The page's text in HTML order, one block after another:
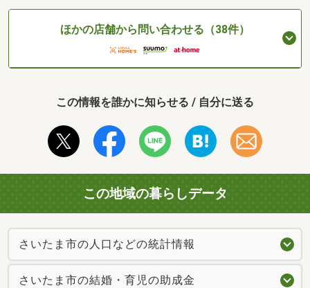
ほかの店舗から問い合わせる（38件）
この情報を誰かに知らせる / 自分に送る
この地域の暮らしデータ
さいたま市の人口などの統計情報
さいたま市の結婚・育児の助成金